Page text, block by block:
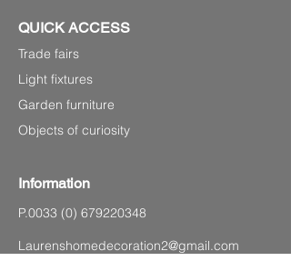
QUICK ACCESS
Trade fairs
Light fixtures
Garden furniture
Objects of curiosity
Information
P.0033 (0) 679220348
Laurenshomedecoration2@gmail.com